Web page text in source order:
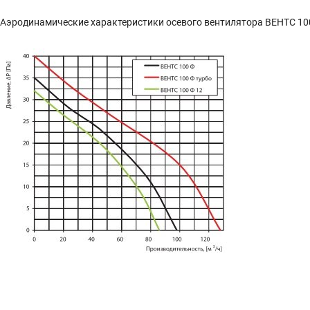
Аэродинамические характеристики осевого вентилятора ВЕНТС